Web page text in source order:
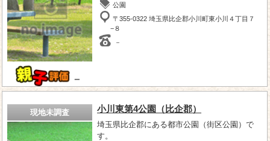
－
公園
〒355-0322 埼玉県比企郡小川町東小川４丁目７
−８
－
現地未調査 小川東第4公園（比企郡）
埼玉県比企郡にある都市公園（街区公園）で
す。